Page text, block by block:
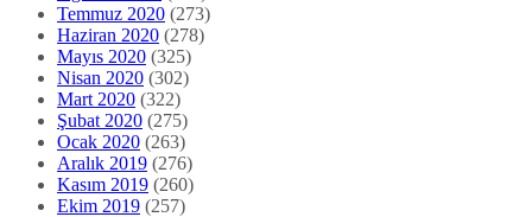
Temmuz 2020 (273)
Haziran 2020 (278)
Mayıs 2020 (325)
Nisan 2020 (302)
Mart 2020 (322)
Şubat 2020 (275)
Ocak 2020 (263)
Aralık 2019 (276)
Kasım 2019 (260)
Ekim 2019 (257)